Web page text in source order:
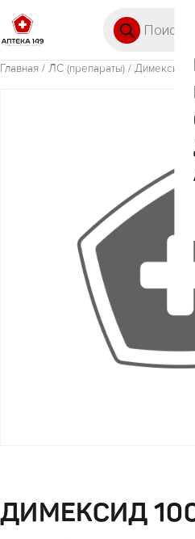
Главная / ЛС (препараты) / Димексид
ДИМЕКСИД